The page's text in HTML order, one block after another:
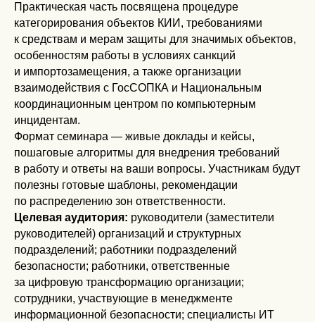
Практическая часть посвящена процедуре
категорирования объектов КИИ, требованиями
к средствам и мерам защиты для значимых объектов,
особенностям работы в условиях санкций
и импортозамещения, а также организации
взаимодействия с ГосСОПКА и Национальным
координационным центром по компьютерным
инцидентам.
Формат семинара — живые доклады и кейсы,
пошаговые алгоритмы для внедрения требований
в работу и ответы на ваши вопросы. Участникам будут
полезны готовые шаблоны, рекомендации
по распределению зон ответственности.
Целевая аудитория: руководители (заместители
руководителей) организаций и структурных
подразделений; работники подразделений
безопасности; работники, ответственные
за цифровую трансформацию организации;
сотрудники, участвующие в менеджменте
информационной безопасности; специалисты ИТ